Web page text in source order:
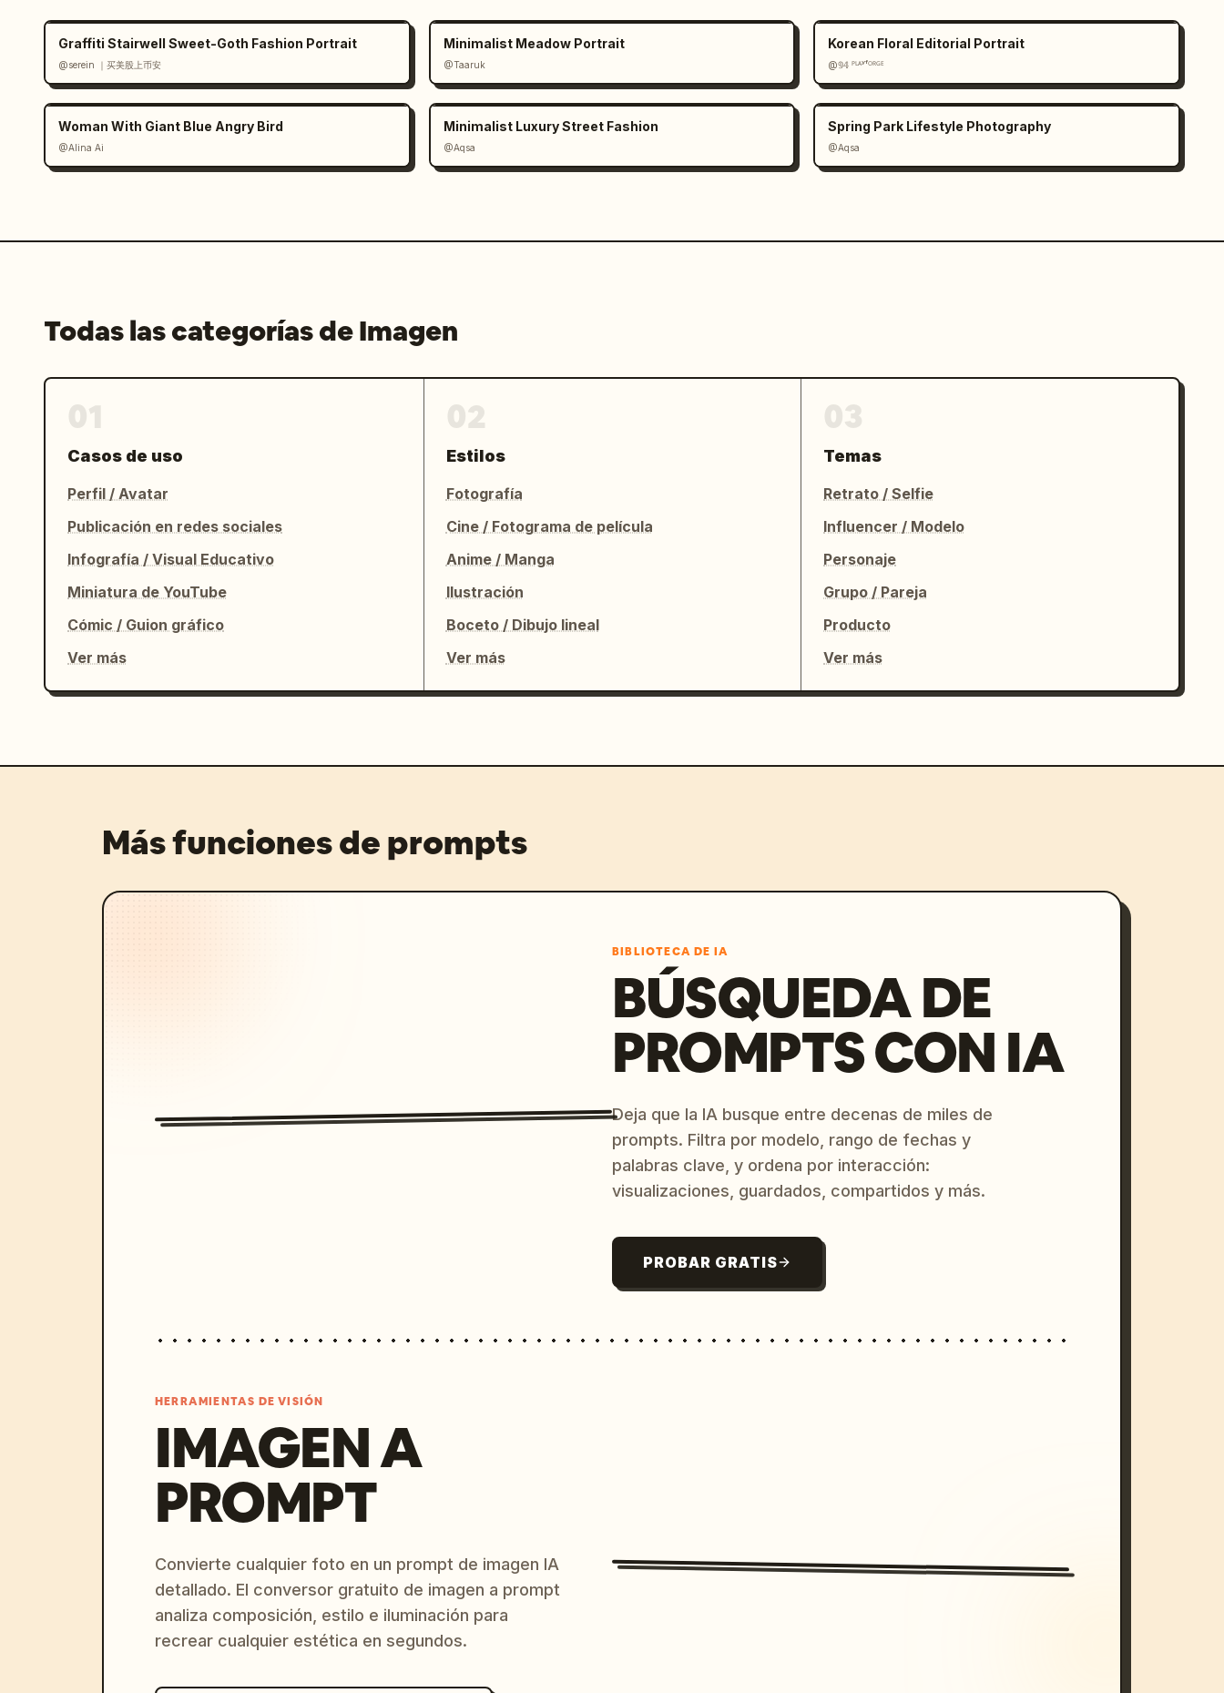
Graffiti Stairwell Sweet-Goth Fashion Portrait
@serein ｜买美股上币安
Minimalist Meadow Portrait
@Taaruk
Korean Floral Editorial Portrait
@𝟡𝟜 ᴾᴸᴬʸᶠᴼᴿᴳᴱ
Woman With Giant Blue Angry Bird
@Alina Ai
Minimalist Luxury Street Fashion
@Aqsa
Spring Park Lifestyle Photography
@Aqsa
Todas las categorías de Imagen
Casos de uso
Perfil / Avatar
Publicación en redes sociales
Infografía / Visual Educativo
Miniatura de YouTube
Cómic / Guion gráfico
Ver más
Estilos
Fotografía
Cine / Fotograma de película
Anime / Manga
Ilustración
Boceto / Dibujo lineal
Ver más
Temas
Retrato / Selfie
Influencer / Modelo
Personaje
Grupo / Pareja
Producto
Ver más
Más funciones de prompts
BIBLIOTECA DE IA
BÚSQUEDA DE
PROMPTS CON IA
Deja que la IA busque entre decenas de miles de
prompts. Filtra por modelo, rango de fechas y
palabras clave, y ordena por interacción:
visualizaciones, guardados, compartidos y más.
PROBAR GRATIS
HERRAMIENTAS DE VISIÓN
IMAGEN A
PROMPT
Convierte cualquier foto en un prompt de imagen IA
detallado. El conversor gratuito de imagen a prompt
analiza composición, estilo e iluminación para
recrear cualquier estética en segundos.